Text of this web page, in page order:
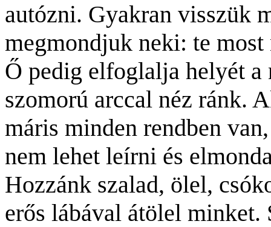
autózni. Gyakran visszük
megmondjuk neki: te
Ő pedig elfoglalja helyét a
szomorú arccal néz ránk.
máris minden rendben
nem lehet leírni és
Hozzánk szalad, ölel,
erős lábával átölel minket.